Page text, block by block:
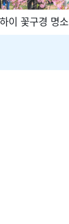
이 꽃구경 명소